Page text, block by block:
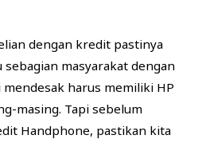
dengan kredit pastinya
masyarakat dengan
harus memiliki HP
masing. Tapi sebelum
Handphone, pastikan kita